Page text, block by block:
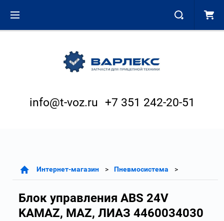
info@t-voz.ru +7 351 242-20-51
Интернет-магазин Пневмосистема
Блок управления ABS 24V
KAMAZ, MAZ, ЛИАЗ 4460034030